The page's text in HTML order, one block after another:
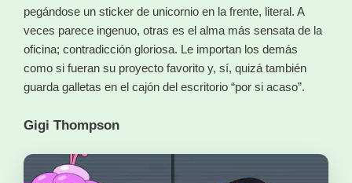
pegándose un sticker de unicornio en la frente, literal. A
veces parece ingenuo, otras es el alma más sensata de la
oficina; contradicción gloriosa. Le importan los demás
como si fueran su proyecto favorito y, sí, quizá también
guarda galletas en el cajón del escritorio “por si acaso”.
Gigi Thompson